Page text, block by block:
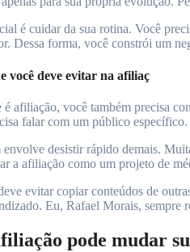
é cuidar da sua rotina. Você
Dessa forma, você constrói um
você deve evitar na afiliaç
afiliação, você também precisa
falar com um público
desistir rápido demais.
a afiliação como um projeto de
evitar copiar conteúdos de
Eu, Rafael Morais, sempre
pode mudar